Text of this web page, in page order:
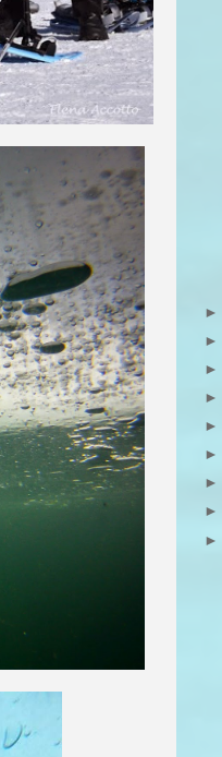
►
►
►
►
►
►
►
►
►